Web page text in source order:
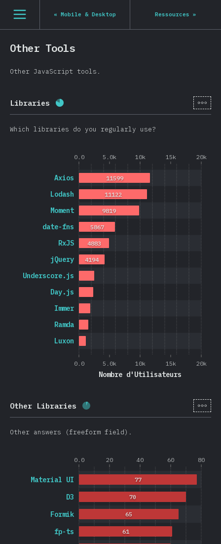
[fr-FR] general.open_nav
« Mobile & Desktop Ressources »
Other Tools
Other JavaScript tools.
Libraries Progression: [fr-
Which libraries do you regularly use?
0.0 5.0k 10k 15k 20k
0.0 5.0k 10k 15k 20k
Nombre d'Utilisateurs
Luxon
Ramda
Immer
Day.js
Underscore.js
jQuery
RxJS
date-fns
Moment
Lodash
Axios
4194
4883
5867
9819
11122
11599
Other Libraries Progression: [fr-
Other answers (freeform field).
0.0 20 40 60 80
fp-ts
Formik
D3
Material UI
61
65
70
77